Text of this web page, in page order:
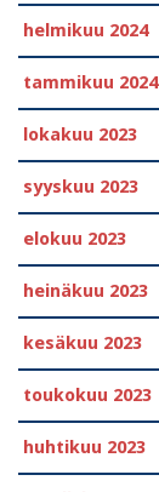
helmikuu 2024
tammikuu 2024
lokakuu 2023
syyskuu 2023
elokuu 2023
heinäkuu 2023
kesäkuu 2023
toukokuu 2023
huhtikuu 2023